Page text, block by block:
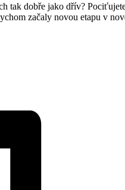
tak dobře jako dřív?
začaly novou etapu v